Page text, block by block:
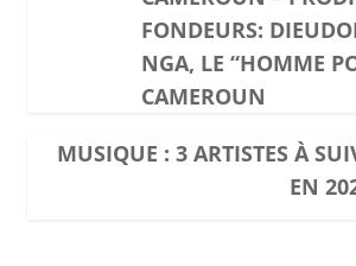
FONDEURS:
NGA, LE “HOMME
CAMEROUN
MUSIQUE : 3 ARTISTES À
EN